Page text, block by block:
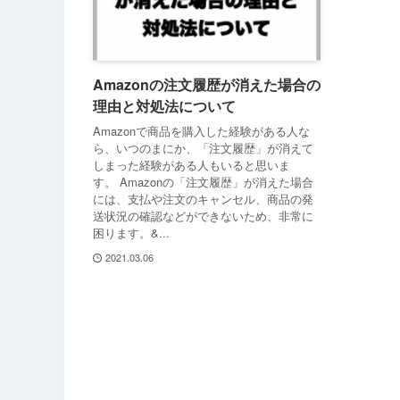
Amazonの注文履歴が消えた場合の
理由と対処法について
Amazonで商品を購入した経験がある人な
ら、いつのまにか、「注文履歴」が消えて
しまった経験がある人もいると思いま
す。 Amazonの「注文履歴」が消えた場合
には、支払や注文のキャンセル、商品の発
送状況の確認などができないため、非常に
困ります。&...
2021.03.06